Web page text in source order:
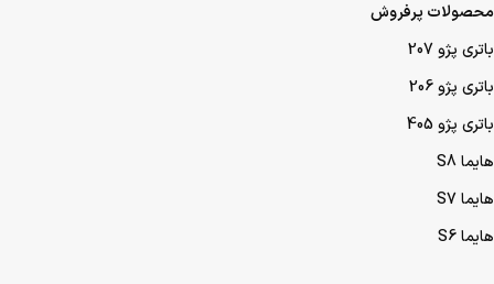
محصولات پرفروش
باتری پژو 207
باتری پژو 206
باتری پژو 405
هایما S8
هایما S7
هایما S6